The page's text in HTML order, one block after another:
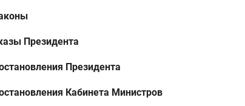
Президента
Президента
Кабинета Министров